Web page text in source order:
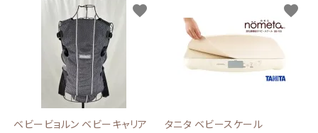
ベビービョルン ベビーキャリア
favorite
タニタ ベビースケール
favorite